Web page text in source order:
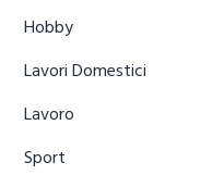
Hobby
Lavori Domestici
Lavoro
Sport